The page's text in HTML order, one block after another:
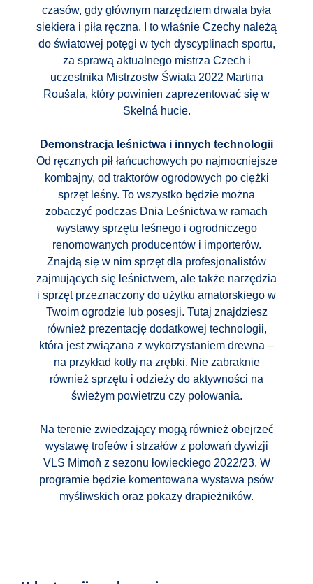
czasów, gdy głównym narzędziem drwala była
siekiera i piła ręczna. I to właśnie Czechy należą
do światowej potęgi w tych dyscyplinach sportu,
za sprawą aktualnego mistrza Czech i
uczestnika Mistrzostw Świata 2022 Martina
Roušala, który powinien zaprezentować się w
Skelná hucie.
Demonstracja leśnictwa i innych technologii
Od ręcznych pił łańcuchowych po najmocniejsze
kombajny, od traktorów ogrodowych po ciężki
sprzęt leśny. To wszystko będzie można
zobaczyć podczas Dnia Leśnictwa w ramach
wystawy sprzętu leśnego i ogrodniczego
renomowanych producentów i importerów.
Znajdą się w nim sprzęt dla profesjonalistów
zajmujących się leśnictwem, ale także narzędzia
i sprzęt przeznaczony do użytku amatorskiego w
Twoim ogrodzie lub posesji. Tutaj znajdziesz
również prezentację dodatkowej technologii,
która jest związana z wykorzystaniem drewna –
na przykład kotły na zrębki. Nie zabraknie
również sprzętu i odzieży do aktywności na
świeżym powietrzu czy polowania.
Na terenie zwiedzający mogą również obejrzeć
wystawę trofeów i strzałów z polowań dywizji
VLS Mimoň z sezonu łowieckiego 2022/23. W
programie będzie komentowana wystawa psów
myśliwskich oraz pokazy drapieżników.